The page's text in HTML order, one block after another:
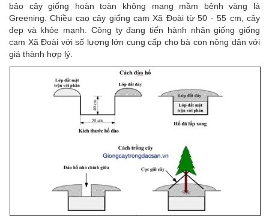
bảo cây giống hoàn toàn không mang mầm bệnh vàng lá
Greening. Chiều cao cây giống cam Xã Đoài từ 50 - 55 cm, cây
đẹp và khỏe mạnh. Công ty đang tiến hành nhân giống giống
cam Xã Đoài với số lượng lớn cung cấp cho bà con nông dân với
giá thành hợp lý.